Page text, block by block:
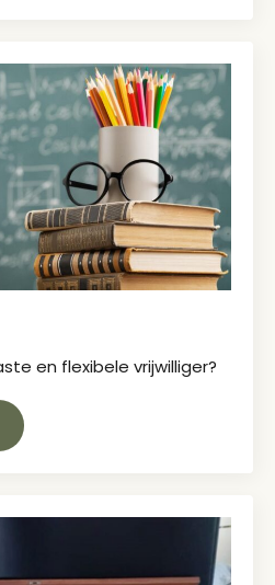
en flexibele vrijwilliger?